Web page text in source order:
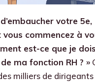
votre 5e,
commencez à
est-ce que je
ma fonction RH ? »
milliers de dirigeants